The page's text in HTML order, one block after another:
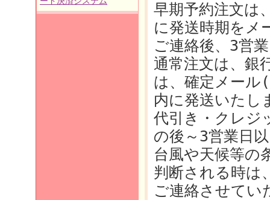
早期予約注文は
に発送時期を
ご連絡後、3営
通常注文は、銀
は、確定メール
内に発送いたし
代引き・クレジ
の後～3営業日
台風や天候等の
判断される時は
ご連絡させてい